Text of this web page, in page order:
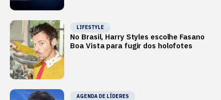
LIFESTYLE
No Brasil, Harry Styles escolhe Fasano
Boa Vista para fugir dos holofotes
AGENDA DE LÍDERES